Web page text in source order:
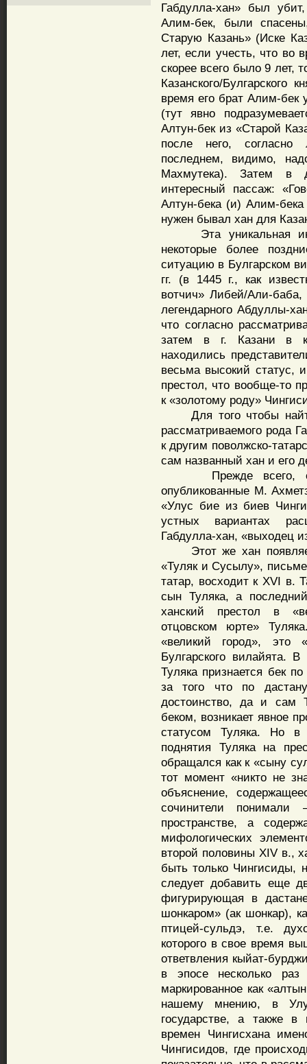
Габдулла-хан» был
Алим-бек, были
Старую Казань» (Иске
лет, если учесть, что во
скорее всего было 9 лет,
Казанского/Булгарского
время его брат Алим-бек
(тут явно
Алтун-бек из «Старой
после него, согласно
последнем, видимо,
Махмутека). Затем в
интересный пассаж:
Алтун-бека (и) Алим-
нужен бывал хан для
Эта уникальная
некоторые более
ситуацию в Булгарском
гг. (в 1445 г., как
вотчич» Либей/Али-
легендарного Абдуллы-
что согласно
затем в г. Казани в
находились
весьма высокий статус,
престол, что вообще-то
к «золотому роду»
Для того чтобы найти
рассматриваемого рода
к другим поволжско-
сам названный хан и его
Прежде всего,
опубликованные М.
«Улус бие из биев
устных вариантах
Габдулла-хан, «выходец
Этот же хан
«Туляк и Сусылу»,
татар, восходит к XVI в.
сын Туляка, а
ханский престол в
отцовском юрте»
«великий город», это
Булгарского вилайята.
Туляка признается бек
за того что по
достоинство, да и сам
беком, возникает явное
статусом Туляка. Но в
поднятия Туляка на
обращался как к «сыну
тот момент «никто не
объяснение,
сочинители понимали
пространстве, а
мифологических
второй половины XIV в.,
быть только Чингисиды,
следует добавить еще
фигурирующая в
шонкаром» (ак шонкар),
птицей-сульдэ, т.е.
которого в свое время
ответвления кыйат-
в эпосе несколько раз
маркированное как
нашему мнению, в
государстве, а также в
времен Чингисхана
Чингисидов, где